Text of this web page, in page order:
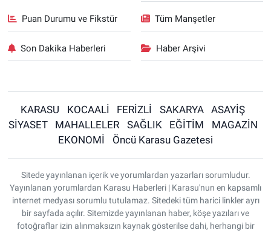
Puan Durumu ve Fikstür Tüm Manşetler
Son Dakika Haberleri Haber Arşivi
KARASU KOCAALİ FERİZLİ SAKARYA
ASAYİŞ
SİYASET
MAHALLELER SAĞLIK EĞİTİM
MAGAZİN
EKONOMİ
Öncü Karasu Gazetesi
Sitede yayınlanan içerik ve yorumlardan yazarları sorumludur.
Yayınlanan yorumlardan Karasu Haberleri | Karasu'nun en kapsamlı
internet medyası sorumlu tutulamaz. Sitedeki tüm harici linkler ayrı
bir sayfada açılır. Sitemizde yayınlanan haber, köşe yazıları ve
fotoğraflar izin alınmaksızın kaynak gösterilse dahi, herhangi bir